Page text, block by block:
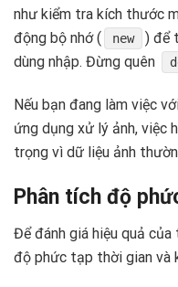
như kiểm tra kích thước
động bộ nhớ (
new
) để
dùng nhập. Đừng quên
Nếu bạn đang làm việc
ứng dụng xử lý ảnh, việc
trọng vì dữ liệu ảnh
Phân tích độ
Để đánh giá hiệu quả
độ phức tạp thời gian và